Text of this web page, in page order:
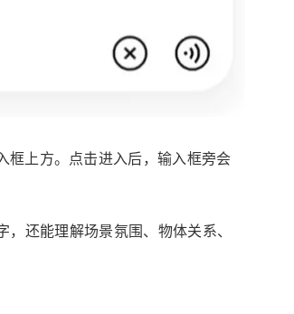
框上方。点击进入后，输入框旁会
还能理解场景氛围、物体关系、